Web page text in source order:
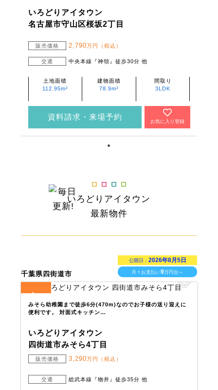
いろどりアイタウン
名古屋市守山区桜坂2丁目
販売価格 2,790万円（税込）
交通 中央本線『神領』徒歩30分 他
土地面積
112.95m²
建物面積
78.9m²
間取り
3LDK
資料請求・来場予約
お気に入り登録
いろどりアイタウン
最新物件
千葉県四街道市
公開日： 2026年8月5日
月々お支払い9万円台～
1
みそら幼稚園まで徒歩6分(470m)なのでお子様の送り迎えに
便利です。 対面式キッチン…
いろどりアイタウン
四街道市みそら4丁目
販売価格 3,290万円（税込）
交通 総武本線『物井』徒歩35分 他